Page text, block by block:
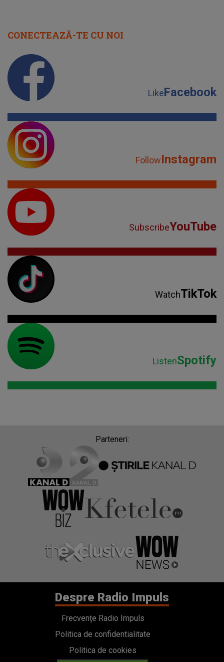
CONECTEAZĂ-TE CU NOI
LikeFacebook
FollowInstagram
SubscribeYouTube
WatchTikTok
ListenSpotify
Parteneri:
Despre Radio Impuls
Frecvențe Radio Impuls
Politica de confidentialitate
Politica de cookies